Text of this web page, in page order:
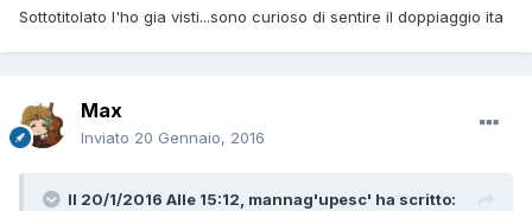
Sottotitolato l'ho gia visti...sono curioso di sentire il doppiaggio ita
Max
Inviato 20 Gennaio, 2016
Il 20/1/2016 Alle 15:12, mannag'upesc' ha scritto: